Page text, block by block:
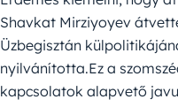
Shavkat Mirziyoyev
Üzbegisztán
nyilvánította.Ez a
kapcsolatok alapvető